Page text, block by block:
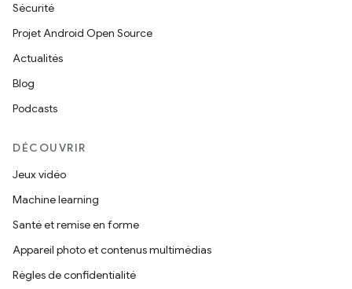
Sécurité
Projet Android Open Source
Actualités
Blog
Podcasts
DÉCOUVRIR
Jeux vidéo
Machine learning
Santé et remise en forme
Appareil photo et contenus multimédias
Règles de confidentialité